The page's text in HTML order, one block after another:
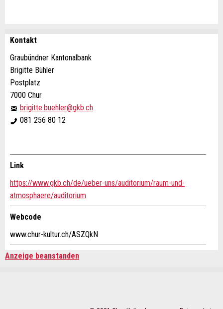
Anzeige beanstanden
Ihr Feedback wird sehr geschätzt!
Allgemeines Feedback
Anzeige nicht mehr gültig
Anzeige weiterempfehlen
Empfehlen Sie diese Anzeige an Freunde weiter.
ANZEIGE WEITEREMPFEHLEN
Kontakt
Graubündner Kantonalbank
Brigitte Bühler
Postplatz
7000 Chur
brigitte.buehler@gkb.ch
081 256 80 12
Buchungsanfrage
Verfassen Sie eine Nachricht für die Kontaktpersonen
dieser Anzeige.
Anreise *
Link
https://www.gkb.ch/de/ueber-uns/auditorium/raum-und-
atmosphaere/auditorium
Webcode
www.chur-kultur.ch/ASZQkN
Anzeige beanstanden